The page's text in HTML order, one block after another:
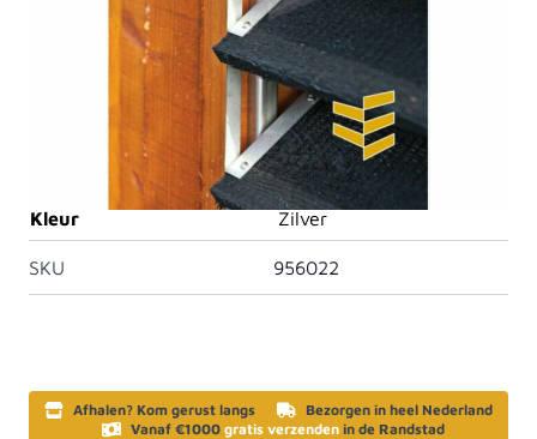
Productdetails
2200mm
Roestvast staal
Artikelcategorie
Flex fence
Kleur
Zilver
SKU 956022
Afhalen? Kom gerust langs
Bezorgen in heel Nederland
Vanaf €1000 gratis verzenden in de Randstad